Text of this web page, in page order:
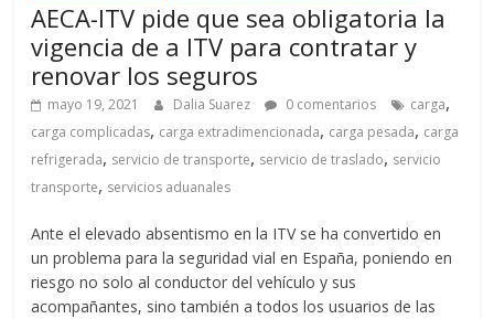
AECA-ITV pide que sea obligatoria la
vigencia de a ITV para contratar y
renovar los seguros
mayo 19, 2021 Dalia Suarez 0 comentarios carga,
carga complicadas, carga extradimencionada, carga pesada, carga
refrigerada, servicio de transporte, servicio de traslado, servicio
transporte, servicios aduanales
Ante el elevado absentismo en la ITV se ha convertido en
un problema para la seguridad vial en España, poniendo en
riesgo no solo al conductor del vehículo y sus
acompañantes, sino también a todos los usuarios de las